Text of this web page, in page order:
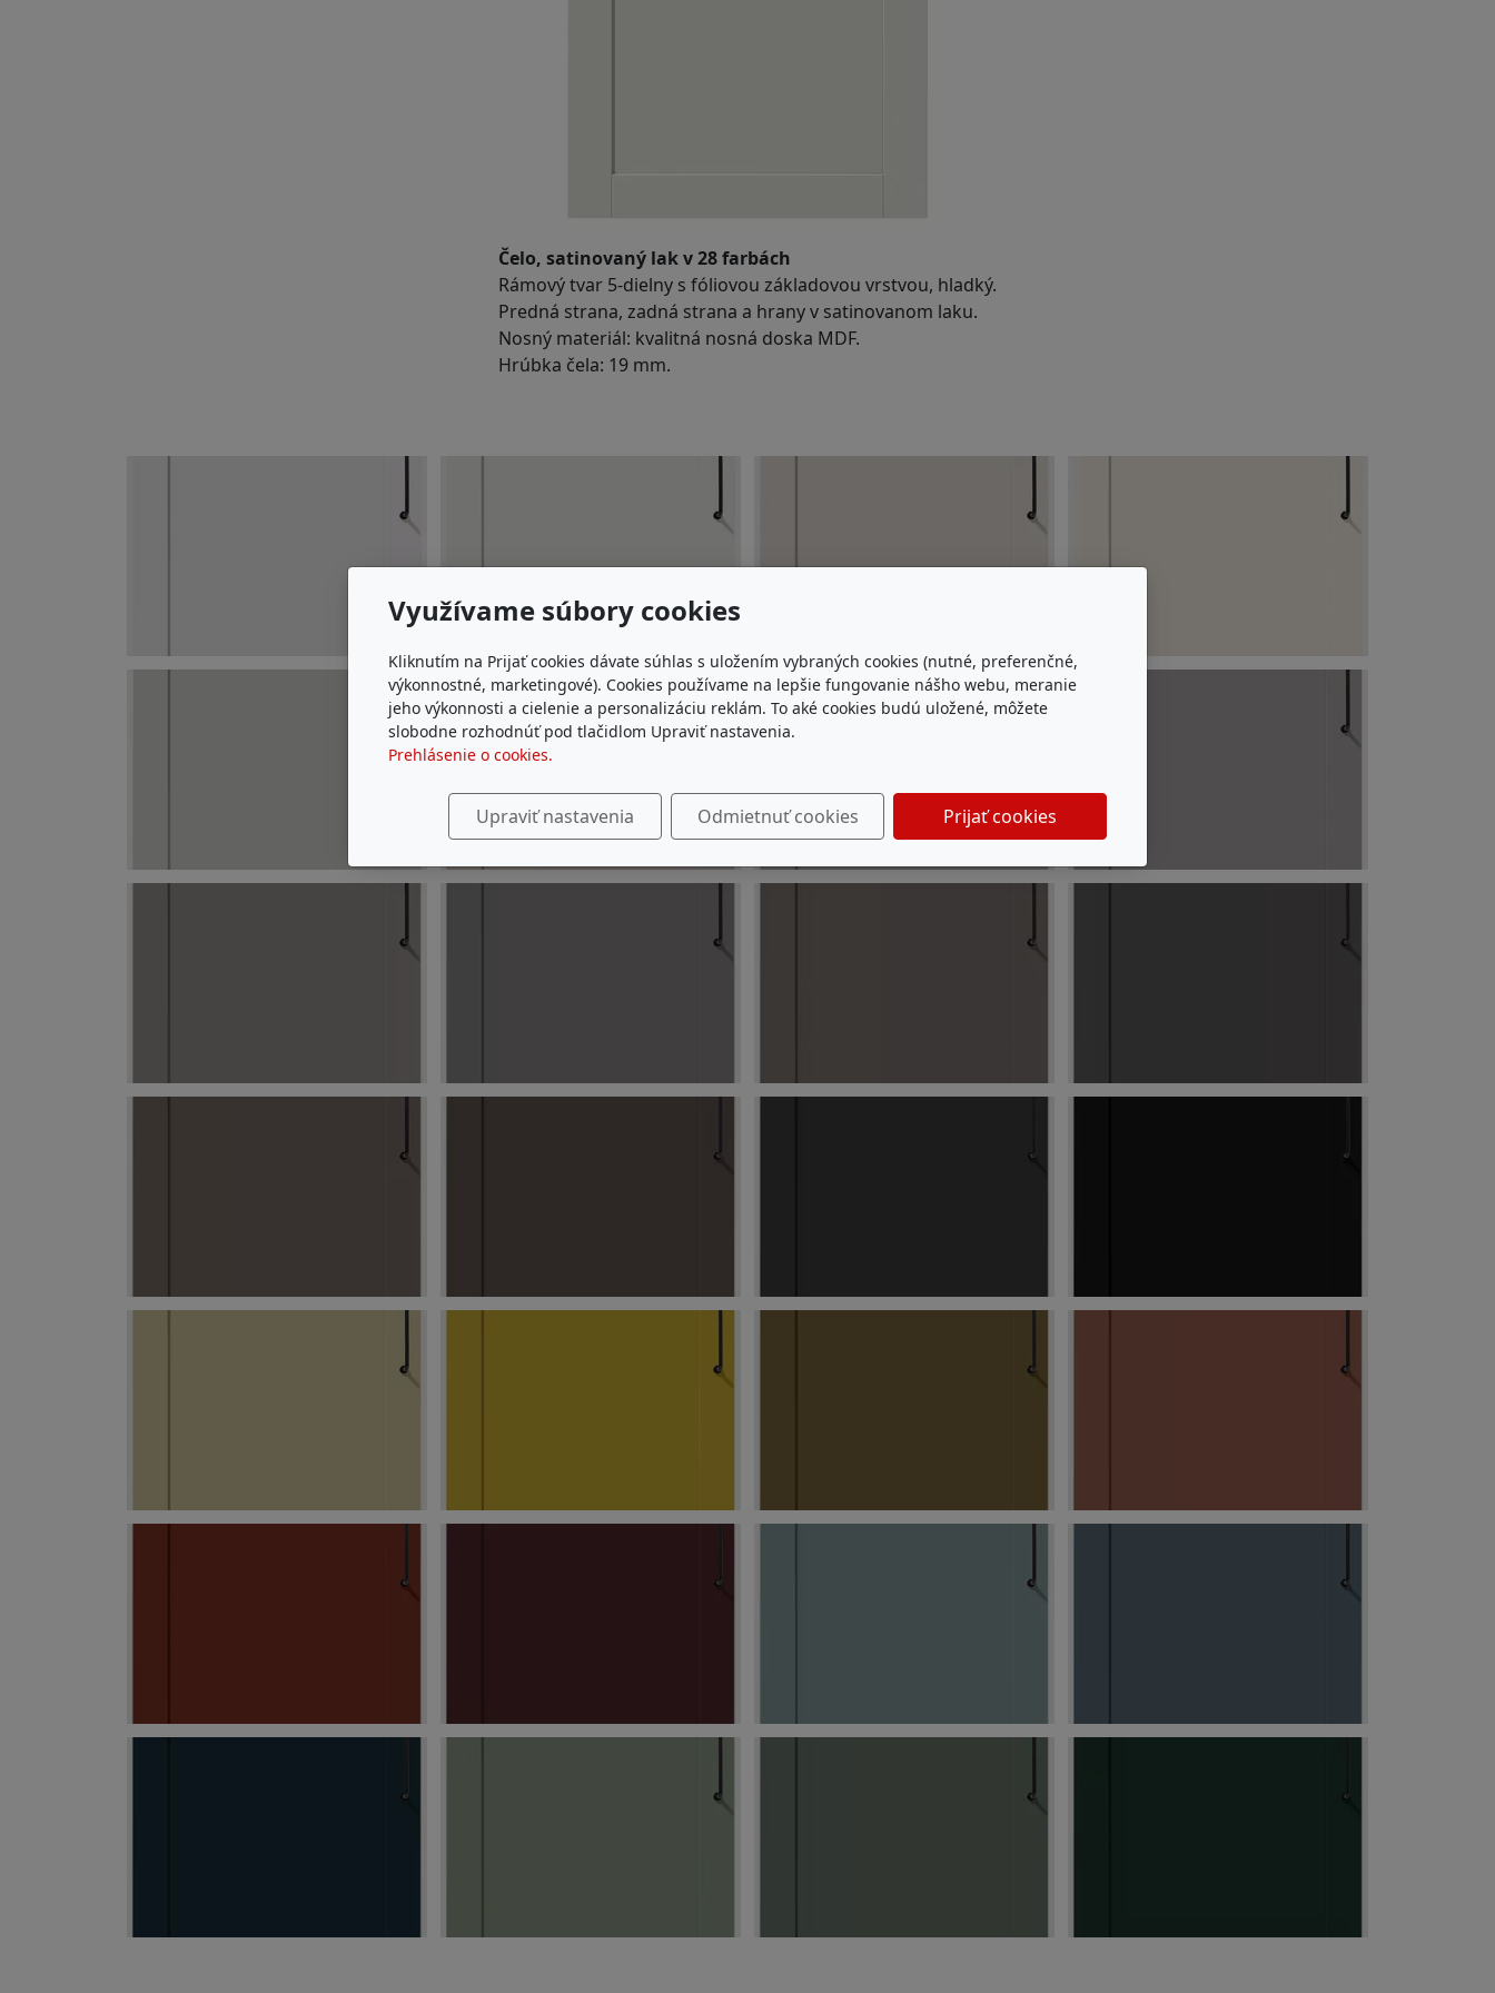
Čelo, satinovaný lak v 28 farbách
Rámový tvar 5-dielny s fóliovou základovou vrstvou, hladký.
Predná strana, zadná strana a hrany v satinovanom laku.
Nosný materiál: kvalitná nosná doska MDF.
Hrúbka čela: 19 mm.
Využívame súbory cookies
Kliknutím na Prijať cookies dávate súhlas s uložením vybraných cookies (nutné, preferenčné,
výkonnostné, marketingové). Cookies používame na lepšie fungovanie nášho webu, meranie
jeho výkonnosti a cielenie a personalizáciu reklám. To aké cookies budú uložené, môžete
slobodne rozhodnúť pod tlačidlom Upraviť nastavenia.
Prehlásenie o cookies.
Upraviť nastavenia Odmietnuť cookies Prijať cookies